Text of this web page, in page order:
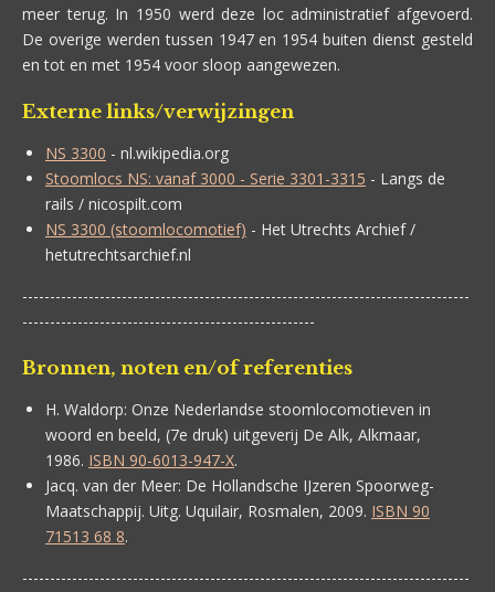
meer terug. In 1950 werd deze loc administratief afgevoerd.
De overige werden tussen 1947 en 1954 buiten dienst gesteld
en tot en met 1954 voor sloop aangewezen.
Externe links/verwijzingen
NS 3300 - nl.wikipedia.org
Stoomlocs NS: vanaf 3000 - Serie 3301-3315 - Langs de
rails / nicospilt.com
NS 3300 (stoomlocomotief) - Het Utrechts Archief /
hetutrechtsarchief.nl
---------------------------------------------------------------------------------
-----------------------------------------------------
Bronnen, noten en/of referenties
H. Waldorp: Onze Nederlandse stoomlocomotieven in
woord en beeld, (7e druk) uitgeverij De Alk, Alkmaar,
1986. ISBN 90-6013-947-X.
Jacq. van der Meer: De Hollandsche IJzeren Spoorweg-
Maatschappij. Uitg. Uquilair, Rosmalen, 2009. ISBN 90
71513 68 8.
---------------------------------------------------------------------------------